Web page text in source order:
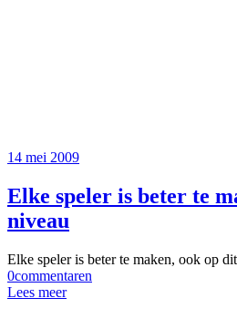
14 mei 2009
Elke speler is beter te
niveau
Elke speler is beter te maken, ook op
0commentaren
Lees meer